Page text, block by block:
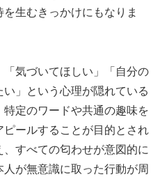
生むきっかけにもなりま
気づいてほしい」「自分の
」という心理が隠れている
定のワードや共通の趣味を
ールすることが目的とされ
すべての匂わせが意図的に
が無意識に取った行動が周